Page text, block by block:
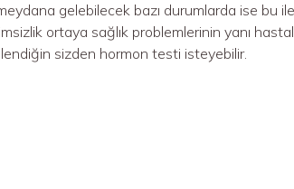
gelebilecek bazı durumlarda ise bu
ortaya sağlık problemlerinin yanı
sizden hormon testi isteyebilir.